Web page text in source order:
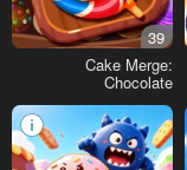
39
Cake Merge:
Chocolate